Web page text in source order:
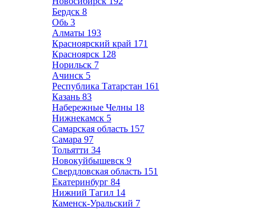
Бердск 8
Обь 3
Алматы 193
Красноярский край 171
Красноярск 128
Норильск 7
Ачинск 5
Республика Татарстан 161
Казань 83
Набережные Челны 18
Нижнекамск 5
Самарская область 157
Самара 97
Тольятти 34
Новокуйбышевск 9
Свердловская область 151
Екатеринбург 84
Нижний Тагил 14
Каменск-Уральский 7